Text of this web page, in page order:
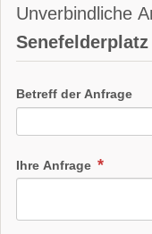
Unverbindliche
Senefelderplatz
Betreff der Anfrage
Ihre Anfrage